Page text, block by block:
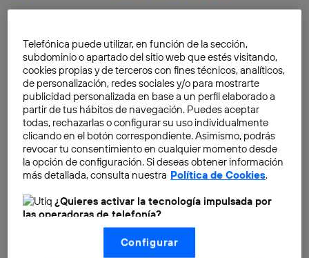
Mercedes
Lo que de verdad importa,
cuatro historias de superación
personal
Equipo Think Big
Educar en medios
audiovisuales en la era digital
Pablo Rodriguez Canfranc
Cuatro empresas españolas
Telefónica puede utilizar, en función de la sección,
subdominio o apartado del sitio web que estés visitando,
cookies propias y de terceros con fines técnicos, analíticos,
de personalización, redes sociales y/o para mostrarte
publicidad personalizada en base a un perfil elaborado a
partir de tus hábitos de navegación. Puedes aceptar
todas, rechazarlas o configurar su uso individualmente
clicando en el botón correspondiente. Asimismo, podrás
revocar tu consentimiento en cualquier momento desde
la opción de configuración. Si deseas obtener información
más detallada, consulta nuestra Política de Cookies.
¿Quieres activar la tecnología impulsada por
las operadoras de telefonía?
Nosotros, Telefónica S.A., utilizamos la tecnología Utiq para
realizar nuestras acciones de marketing digital o análisis
(como se describe en este aviso de consentimiento)
Configurar